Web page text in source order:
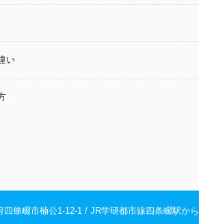
い
四條畷市楠公1-12-1 / JR学研都市線四条畷駅